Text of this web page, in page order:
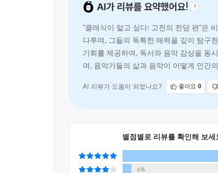
AI가 리뷰를 요약했어요!
"클래식이 알고 싶다: 고전의 전당 편"은
다루며, 그들의 독특한 매력을 깊이 탐구
기회를 제공하여, 독서와 음악 감상을 동
며, 음악가들의 삶과 음악이 어떻게 인간
AI 리뷰가 도움이 되었나요? 좋아요 0
별점별로 리뷰를 확인해 보세
6%